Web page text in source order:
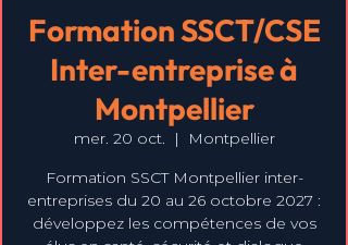
Formation SSCT/CSE
Inter-entreprise à
Montpellier
mer. 20 oct.
  |
Montpellier
Formation SSCT Montpellier inter-
entreprises du 20 au 26 octobre 2027 :
développez les compétences de vos